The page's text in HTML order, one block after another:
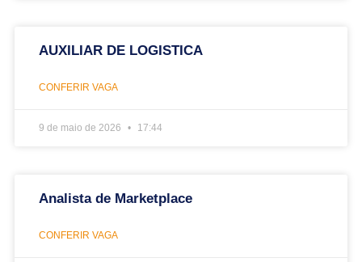
AUXILIAR DE LOGISTICA
CONFERIR VAGA
9 de maio de 2026 17:44
Analista de Marketplace
CONFERIR VAGA